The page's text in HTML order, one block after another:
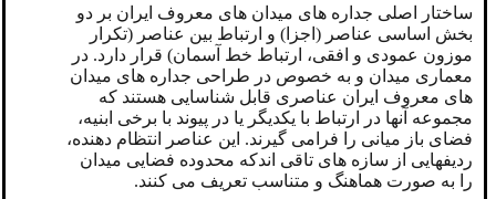
ساختار اصلی جداره های میدان های معروف ایران بر دو
بخش اساسی عناصر (اجزا) و ارتباط بین عناصر (تکرار
موزون عمودی و افقی، ارتباط خط آسمان) قرار دارد. در
معماری میدان و به خصوص در طراحی جداره های میدان
های معروف ایران عناصری قابل شناسایی هستند که
مجموعه آنها در ارتباط با یکدیگر یا در پیوند با برخی ابنیه،
فضای باز میانی را فرامی گیرند. این عناصر انتظام دهنده،
ردیفهایی از سازه های تاقی اندکه محدوده فضایی میدان
را به صورت هماهنگ و متناسب تعریف می کنند.